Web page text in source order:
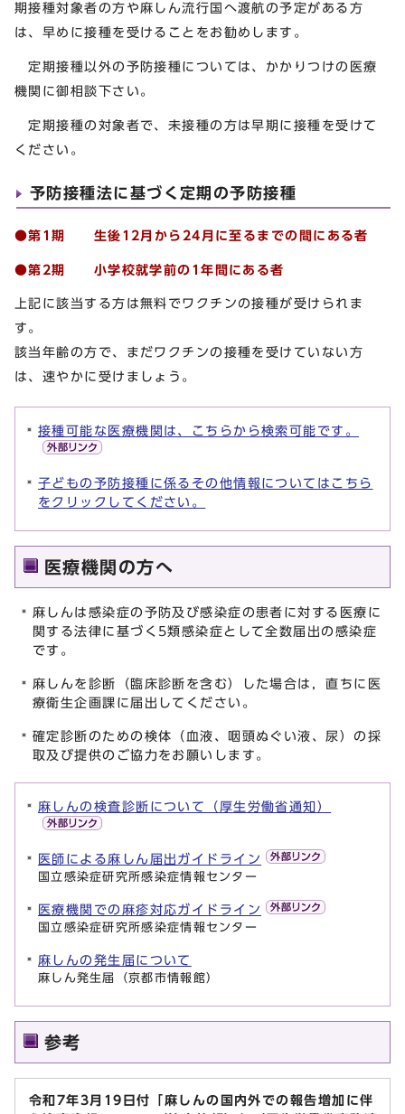
期接種対象者の方や麻しん流行国へ渡航の予定がある方
は、早めに接種を受けることをお勧めします。
定期接種以外の予防接種については、かかりつけの医療
機関に御相談下さい。
定期接種の対象者で、未接種の方は早期に接種を受けて
ください。
予防接種法に基づく定期の予防接種
●第1期 生後12月から24月に至るまでの間にある者
●第2期 小学校就学前の1年間にある者
上記に該当する方は無料でワクチンの接種が受けられま
す。
該当年齢の方で、まだワクチンの接種を受けていない方
は、速やかに受けましょう。
接種可能な医療機関は、こちらから検索可能です。
子どもの予防接種に係るその他情報についてはこちら
をクリックしてください。
医療機関の方へ
麻しんは感染症の予防及び感染症の患者に対する医療に
関する法律に基づく5類感染症として全数届出の感染症
です。
麻しんを診断（臨床診断を含む）した場合は，直ちに医
療衛生企画課に届出してください。
確定診断のための検体（血液、咽頭ぬぐい液、尿）の採
取及び提供のご協力をお願いします。
麻しんの検査診断について（厚生労働省通知）
医師による麻しん届出ガイドライン
国立感染症研究所感染症情報センター
医療機関での麻疹対応ガイドライン
国立感染症研究所感染症情報センター
麻しんの発生届について
麻しん発生届（京都市情報館）
参考
令和7年3月19日付「麻しんの国内外での報告増加に伴